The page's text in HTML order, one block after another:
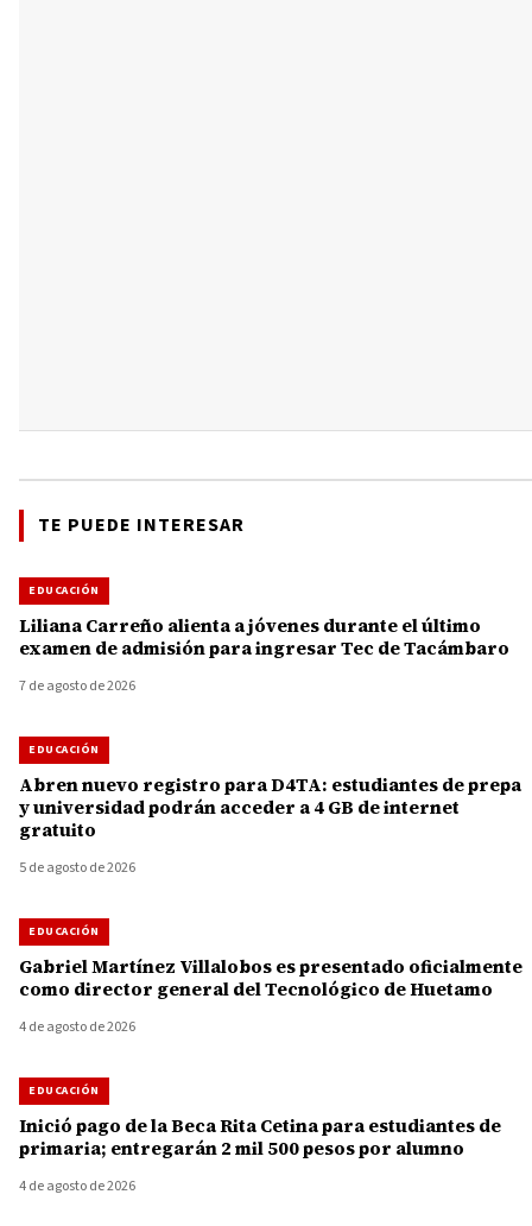
TE PUEDE INTERESAR
EDUCACIÓN
Liliana Carreño alienta a jóvenes durante el último
examen de admisión para ingresar Tec de Tacámbaro
7 de agosto de 2026
EDUCACIÓN
Abren nuevo registro para D4TA: estudiantes de prepa
y universidad podrán acceder a 4 GB de internet
gratuito
5 de agosto de 2026
EDUCACIÓN
Gabriel Martínez Villalobos es presentado oficialmente
como director general del Tecnológico de Huetamo
4 de agosto de 2026
EDUCACIÓN
Inició pago de la Beca Rita Cetina para estudiantes de
primaria; entregarán 2 mil 500 pesos por alumno
4 de agosto de 2026